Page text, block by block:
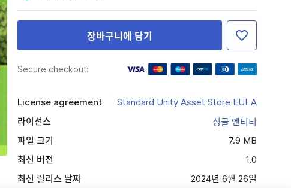
장바구니에 담기
Secure checkout:
License agreement
Standard Unity Asset Store EULA
라이선스
싱글 엔티티
파일 크기
7.9 MB
최신 버전
1.0
최신 릴리스 날짜
2024년 6월 26일